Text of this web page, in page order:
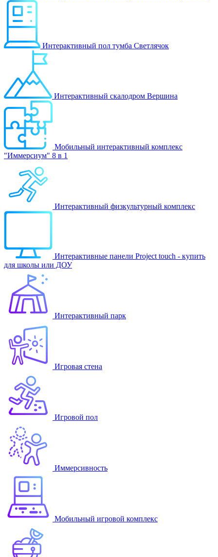
Интерактивный пол тумба Светлячок
Интерактивный скалодром Вершина
Мобильный интерактивный комплекс
"Иммерсиум" 8 в 1
Интерактивный физкультурный комплекс
Интерактивные панели Project touch - купить
для школы или ДОУ
Интерактивный парк
Игровая стена
Игровой пол
Иммерсивность
Мобильный игровой комплекс